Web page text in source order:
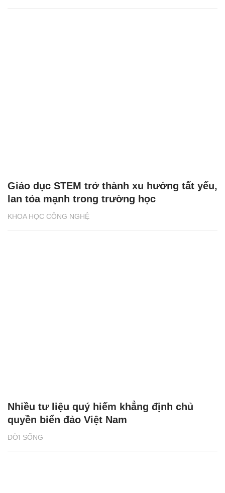
KHOA HỌC CÔNG NGHỆ
Giáo dục STEM trở thành xu hướng tất yếu,
lan tỏa mạnh trong trường học
ĐỜI SỐNG
Nhiều tư liệu quý hiếm khẳng định chủ
quyền biển đảo Việt Nam